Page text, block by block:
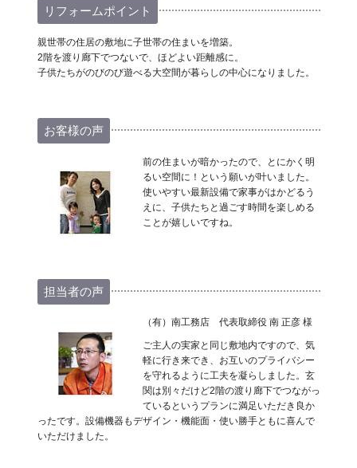
リフォームポイント
親世帯の住居の敷地に子世帯の住まいを増築。
2階を渡り廊下でつないで、ほどよい距離感に。
子供たちがのびのび遊べる大空間が暮らしの中心になりました。
お客様の声
前の住まいが暗かったので、とにかく明
るい空間に！という願いが叶いました。
使いやすい最新設備で家事がはかどるう
えに、子供たちと過ごす時間を楽しめる
ことが嬉しいですね。
担当者の声
（有）南工務店 代表取締役 南 正彦 様
ご主人の実家と同じ敷地内ですので、気
軽に行き来でき、お互いのプライバシー
を守れるように工夫を凝らしました。玄
関は別々だけど2階の渡り廊下でつながっ
ているというプランに満足いただき良か
ったです。設備機器もデザイン・機能面・使い勝手ともに喜んで
いただけました。